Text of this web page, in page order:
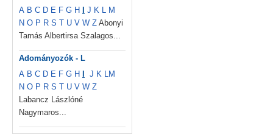
A B C D E F G H J K L M
N O P R S T U V W Z Abonyi
Tamás Albertirsa Szalagos...
Adományozók - L
A B C D E F G H J K LM
N O P R S T U V W Z
Labancz Lászlóné
Nagymaros...